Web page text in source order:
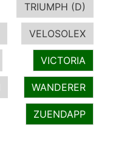
TRIUMPH (D)
VELOSOLEX
VICTORIA
WANDERER
ZUENDAPP